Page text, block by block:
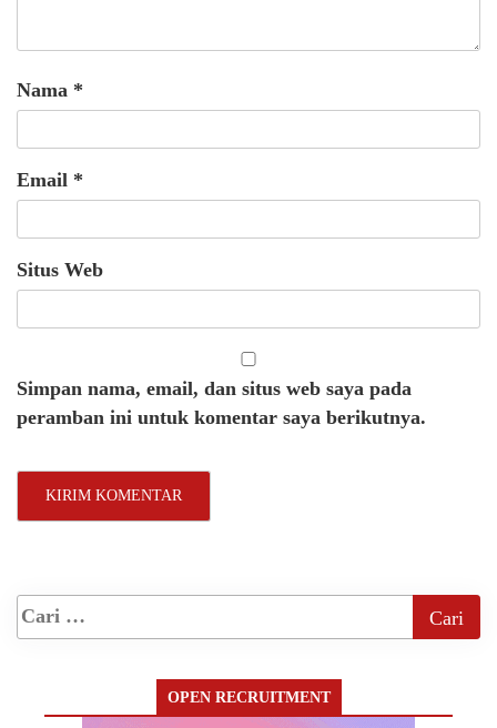
Nama *
Email *
Situs Web
Simpan nama, email, dan situs web saya pada
peramban ini untuk komentar saya berikutnya.
OPEN RECRUITMENT